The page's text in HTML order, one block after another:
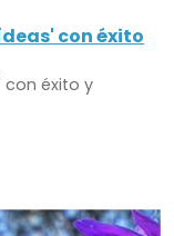
con éxito
con éxito y